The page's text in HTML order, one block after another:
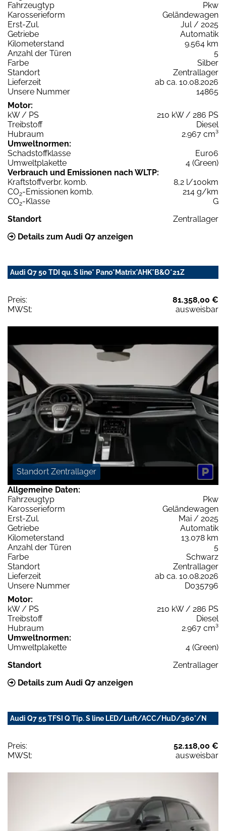
Fahrzeugtyp
Pkw
Karosserieform
Geländewagen
Erst-Zul.
Jul / 2025
Getriebe
Automatik
Kilometerstand
9.564 km
Anzahl der Türen
5
Farbe
Silber
Standort
Zentrallager
Lieferzeit
ab ca. 10.08.2026
Unsere Nummer
14865
Motor:
kW / PS
210 kW / 286 PS
Treibstoff
Diesel
Hubraum
2.967 cm³
Umweltnormen:
Schadstoffklasse
Euro6
Umweltplakette
4 (Green)
Verbrauch und Emissionen nach WLTP:
Kraftstoffverbr. komb.
8,2 l/100km
CO2-Emissionen komb.
214 g/km
CO2-Klasse
G
Standort
Zentrallager
Details zum Audi Q7 anzeigen
Audi Q7 50 TDI qu. S line* Pano*Matrix*AHK*B&O*21Z
Preis:
81.358,00 €
MWSt:
ausweisbar
Standort Zentrallager
Allgemeine Daten:
Fahrzeugtyp
Pkw
Karosserieform
Geländewagen
Erst-Zul.
Mai / 2025
Getriebe
Automatik
Kilometerstand
13.078 km
Anzahl der Türen
5
Farbe
Schwarz
Standort
Zentrallager
Lieferzeit
ab ca. 10.08.2026
Unsere Nummer
D035796
Motor:
kW / PS
210 kW / 286 PS
Treibstoff
Diesel
Hubraum
2.967 cm³
Umweltnormen:
Umweltplakette
4 (Green)
Standort
Zentrallager
Details zum Audi Q7 anzeigen
Audi Q7 55 TFSI Q Tip. S line LED/Luft/ACC/HuD/360°/N
Preis:
52.118,00 €
MWSt:
ausweisbar